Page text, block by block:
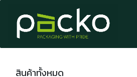
Skip to Content
สินค้าทั้งหมด